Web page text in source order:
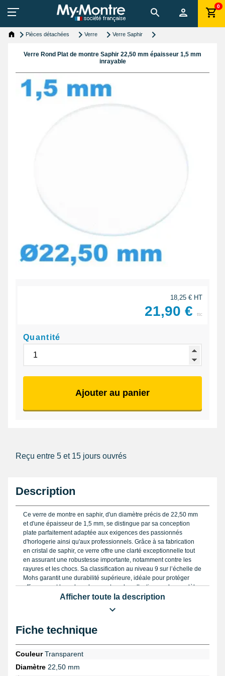
0
Pièces détachées Verre Verre Saphir
Verre Rond Plat de montre Saphir 22,50 mm épaisseur 1,5 mm
inrayable
18,25 € HT
21,90 € ttc
Quantité
Ajouter au panier
Reçu entre 5 et 15 jours ouvrés
Description
Ce verre de montre en saphir, d'un diamètre précis de 22,50 mm
et d'une épaisseur de 1,5 mm, se distingue par sa conception
plate parfaitement adaptée aux exigences des passionnés
d'horlogerie ainsi qu'aux professionnels. Grâce à sa fabrication
en cristal de saphir, ce verre offre une clarté exceptionnelle tout
en assurant une robustesse importante, notamment contre les
rayures et les chocs. Sa classification au niveau 9 sur l’échelle de
Mohs garantit une durabilité supérieure, idéale pour protéger
efficacement le cadran des montres de collection ou des modèles
haut de gamme comme ceux des marques Montblanc, Junghans
le diamètre du verre à l’aide d’un
montre vous permettra d’effectuer cette opération avec précision,
sans risque d’endommager le mécanisme. Une fois le nouveau
Afficher toute la description
Fiche technique
CouleurTransparent
Diamètre 22,50 mm